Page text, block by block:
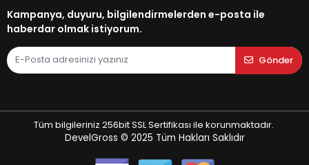
Kampanya, duyuru, bilgilendirmelerden e-posta ile
haberdar olmak istiyorum.
Gönder
Tüm bilgileriniz 256bit SSL Sertifikası ile korunmaktadır.
DevelGross © 2025 Tüm Hakları Saklıdır